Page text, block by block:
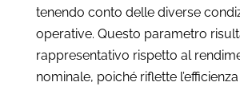
tenendo conto delle diverse
operative. Questo parametro
rappresentativo rispetto al
nominale, poiché riflette